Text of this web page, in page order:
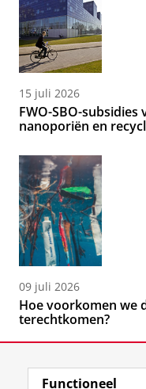
15 juli 2026
FWO-SBO-
nanoporiën en
09 juli 2026
Hoe voorkomen we
terechtkomen?
Functioneel